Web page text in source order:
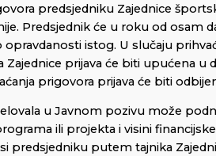
predsjedniku Zajednice
Predsjednik će u roku od osam
istog. U slučaju
Zajednice prijava će biti upućena u
prigovora prijava će biti
u Javnom pozivu može
ili projekta i visini
predsjedniku putem tajnika